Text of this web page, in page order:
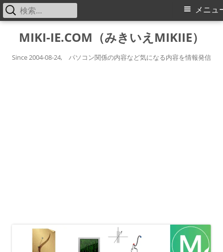
MIKI-IE.COM（みきいえMIKIIE）
Since 2004-08-24, パソコン関係の内容など気になる内容を情報発信
メ
メニュ
検
索: